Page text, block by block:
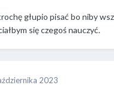
głupio pisać bo niby
się czegoś nauczyć.
2023